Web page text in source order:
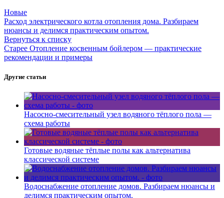
Новые
Расход электрического котла отопления дома. Разбираем
нюансы и делимся практическим опытом.
Вернуться к списку
Старее Отопление косвенным бойлером — практические
рекомендации и примеры
Другие статьи
Насосно-смесительный узел водяного тёплого пола —
схема работы
Готовые водяные тёплые полы как альтернатива
классической системе
Водоснабжение отопление домов. Разбираем нюансы и
делимся практическим опытом.